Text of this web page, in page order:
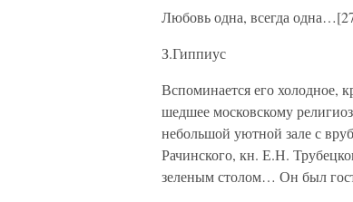
Любовь одна, всегда
З.Гиппиус
Вспоминается его холодное,
шедшее московскому
небольшой уютной зале с
Рачинского, кн. Е.Н.
зеленым столом… Он был